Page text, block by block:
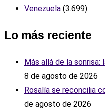
Venezuela (3.699)
Lo más reciente
Más allá de la sonrisa:
8 de agosto de 2026
Rosalía se reconcilia
de agosto de 2026